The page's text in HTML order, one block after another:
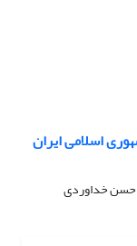
اسلامی ایران
حسن خداوردی